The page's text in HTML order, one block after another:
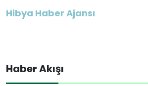
Hibya Haber Ajansı
Haber Akışı